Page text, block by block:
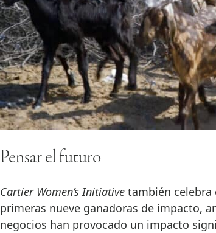
Pensar el futuro
Cartier Women’s Initiativetambién celebra
primeras nueve ganadoras de impacto,
negocios han provocado un impacto